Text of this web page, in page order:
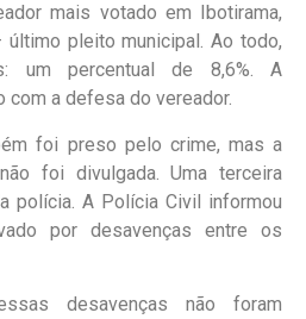
mais votado em Ibotirama,
pleito municipal. Ao todo,
um percentual de 8,6%. A
com a defesa do vereador.
foi preso pelo crime, mas a
foi divulgada. Uma terceira
polícia. A Polícia Civil informou
por desavenças entre os
desavenças não foram